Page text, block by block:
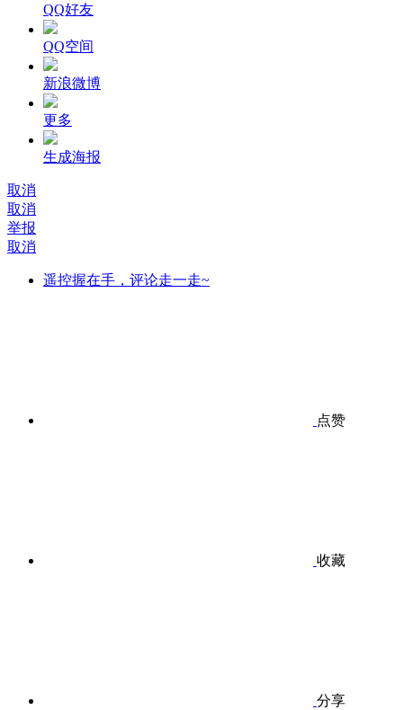
QQ好友
QQ空间
新浪微博
更多
生成海报
取消
取消
举报
取消
遥控握在手，评论走一走~
点赞
收藏
分享